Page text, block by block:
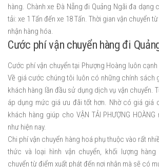
hàng. Chành xe Đà Nẵng đi Quảng Ngãi đa dạng
tải: xe 1 Tấn đến xe 18 Tấn. Thời gian vận chuyển
nhận hàng hóa.
Cước phí vận chuyển hàng đi
Cước phí vận chuyển tại Phượng Hoàng luôn
Về giá cước chúng tôi luôn có những chính sách
khách hàng lần đầu sử dụng dịch vụ vận chuyển.
áp dụng mức giá ưu đãi tốt hơn. Nhờ có giá giá
khách hàng giúp cho VẬN TẢI PHƯỢNG
như hiện nay.
Chi phí vận chuyển hàng hoá phụ thuộc vào rất
thức và loại hình vận chuyển, khối lượng hàng
chuyển từ điểm xuất phát đến nơi nhận mà sẽ có